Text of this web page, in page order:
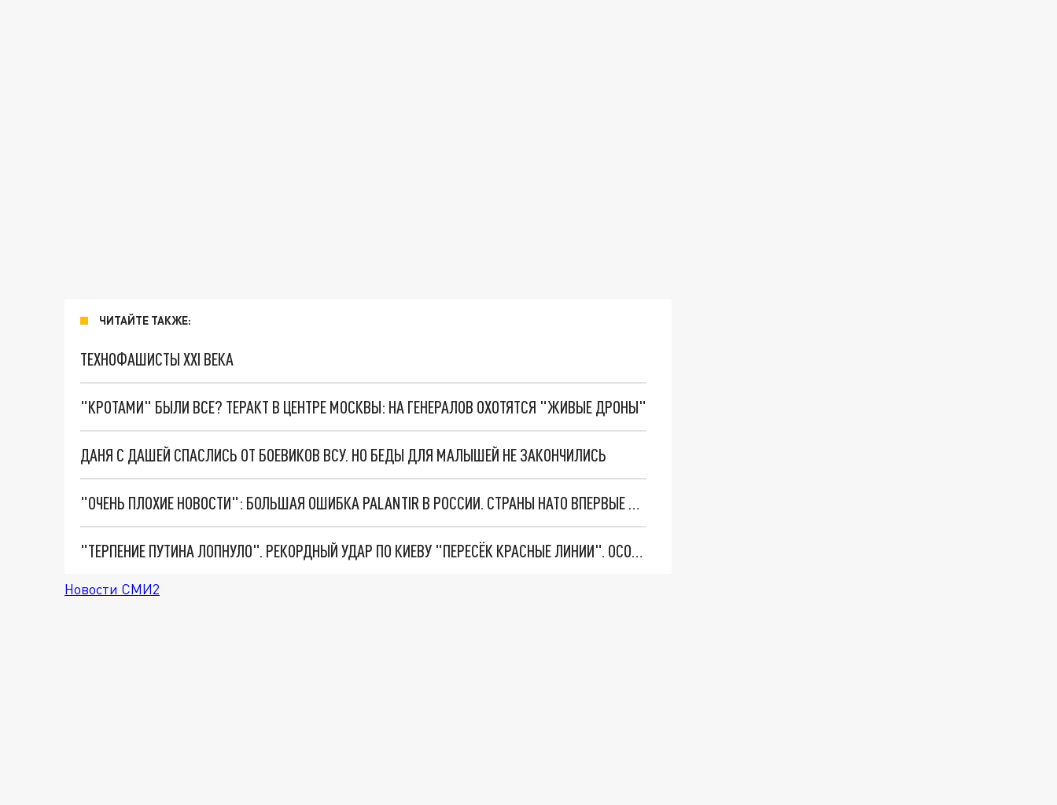
ЧИТАЙТЕ ТАКЖЕ:
ТЕХНОФАШИСТЫ XXI ВЕКА
"КРОТАМИ" БЫЛИ ВСЕ? ТЕРАКТ В ЦЕНТРЕ МОСКВЫ: НА ГЕНЕРАЛОВ ОХОТЯТСЯ "ЖИВЫЕ ДРОНЫ"
ДАНЯ С ДАШЕЙ СПАСЛИСЬ ОТ БОЕВИКОВ ВСУ. НО БЕДЫ ДЛЯ МАЛЫШЕЙ НЕ ЗАКОНЧИЛИСЬ
"ОЧЕНЬ ПЛОХИЕ НОВОСТИ": БОЛЬШАЯ ОШИБКА PALANTIR В РОССИИ. СТРАНЫ НАТО ВПЕРВЫЕ ЗА СВО ОСТАНОВИЛИ ПОСТАВКИ ОРУЖИЯ. ВСУ ТЕРЯЮТ ПРИГРАНИЧЬЕ?
"ТЕРПЕНИЕ ПУТИНА ЛОПНУЛО". РЕКОРДНЫЙ УДАР ПО КИЕВУ "ПЕРЕСЁК КРАСНЫЕ ЛИНИИ". ОСОБЫЕ СПЕЦЫ КНДР НА ЛБС? ТАЙНЫЕ ПЕРЕГОВОРЫ ЕВРОПЫ И МОСКВЫ
Новости СМИ2